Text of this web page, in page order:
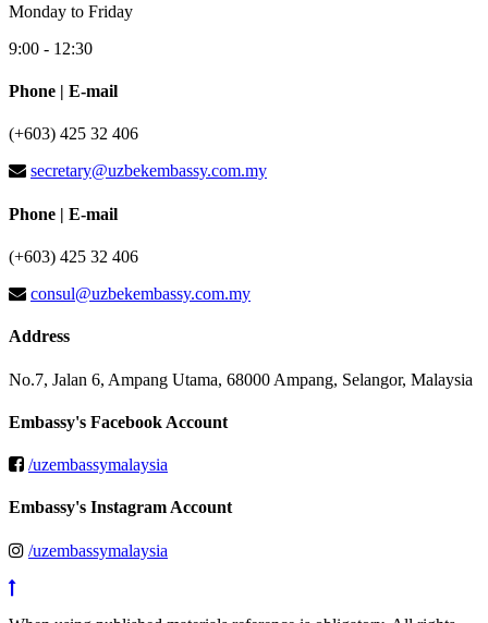
Monday to Friday
9:00 - 12:30
Phone | E-mail
(+603) 425 32 406
secretary@uzbekembassy.com.my
Phone | E-mail
(+603) 425 32 406
consul@uzbekembassy.com.my
Address
No.7, Jalan 6, Ampang Utama, 68000 Ampang, Selangor, Malaysia
Embassy's Facebook Account
/uzembassymalaysia
Embassy's Instagram Account
/uzembassymalaysia